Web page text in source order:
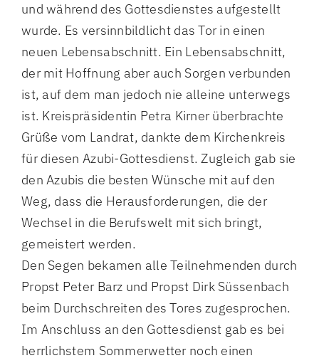
und während des Gottesdienstes aufgestellt
wurde. Es versinnbildlicht das Tor in einen
neuen Lebensabschnitt. Ein Lebensabschnitt,
der mit Hoffnung aber auch Sorgen verbunden
ist, auf dem man jedoch nie alleine unterwegs
ist. Kreispräsidentin Petra Kirner überbrachte
Grüße vom Landrat, dankte dem Kirchenkreis
für diesen Azubi-Gottesdienst. Zugleich gab sie
den Azubis die besten Wünsche mit auf den
Weg, dass die Herausforderungen, die der
Wechsel in die Berufswelt mit sich bringt,
gemeistert werden.
Den Segen bekamen alle Teilnehmenden durch
Propst Peter Barz und Propst Dirk Süssenbach
beim Durchschreiten des Tores zugesprochen.
Im Anschluss an den Gottesdienst gab es bei
herrlichstem Sommerwetter noch einen